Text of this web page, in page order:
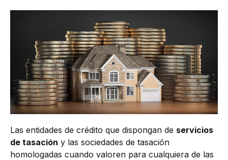
Las entidades de crédito que dispongan de servicios
de tasación y las sociedades de tasación
homologadas cuando valoren para cualquiera de las